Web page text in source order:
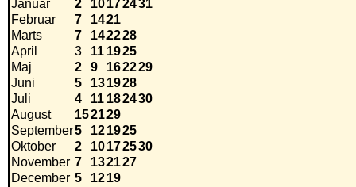
Januar 2 10172431
Februar
7 1421
Marts
7 142228
April
3 11 1925
Maj
2 9 162229
Juni
5 131928
Juli
4 11 182430
August
152129
September5 121925
Oktober
2 10172530
November 7 132127
December 5 1219